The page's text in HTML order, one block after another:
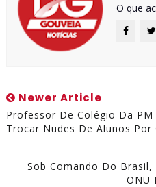
O que
Newer Article
Professor De Colégio Da
Trocar Nudes De Alunos Por
Sob Comando Do Brasil,
ONU